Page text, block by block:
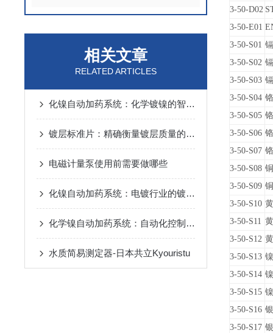
相关文章
RELATED ARTICLES
化镍自动加药系统：化学镀镍的智能控制方案
镀层标准片：精确衡量镀层质量的标尺
电磁计量泵使用前需要做哪些
化镍自动加药系统：电镀行业的镀液维护智能管家
化学镍自动加药系统：自动化控制如何改变金属表面处理
水质简易测定器-日本共立Kyouristu
3-50-D02
3-50-E01
3-50-S01
3-50-S02
3-50-S03
3-50-S04
3-50-S05
3-50-S06
3-50-S07
3-50-S08
3-50-S09
3-50-S10
3-50-S11
3-50-S12
3-50-S13
3-50-S14
3-50-S15
3-50-S16
3-50-S17